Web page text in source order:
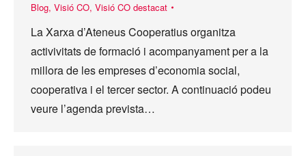
Blog, Visió CO, Visió CO destacat
La Xarxa d’Ateneus Cooperatius organitza
activivitats de formació i acompanyament per a la
millora de les empreses d’economia social,
cooperativa i el tercer sector. A continuació podeu
veure l’agenda prevista…